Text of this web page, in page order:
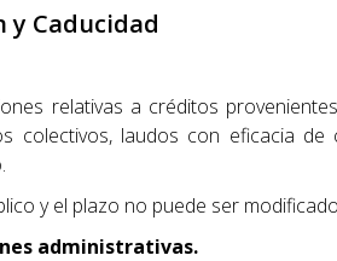
y Caducidad
relativas a créditos
colectivos, laudos con eficacia
y el plazo no puede ser
administrativas.